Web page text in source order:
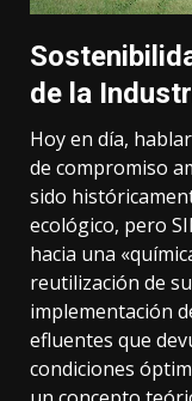
de la
Hoy en día,
de compromiso
sido
ecológico, pero
hacia una
reutilización de
implementación
efluentes que
condiciones